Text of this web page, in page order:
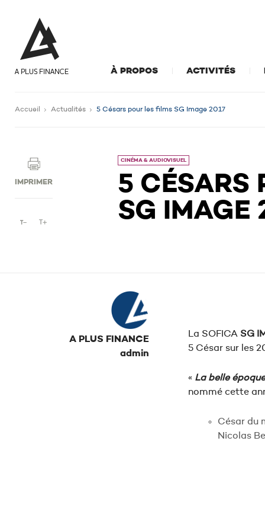
À PROPOS ACTIVITÉS
Accueil Actualités 5 Césars pour les films SG Image 2017
IMPRIMER
CINÉMA & AUDIOVISUEL
5 CÉSARS
SG IMAGE
A PLUS FINANCE
admin
La SOFICA SG
5 César sur les
« La belle époque
nommé cette
César du
Nicolas